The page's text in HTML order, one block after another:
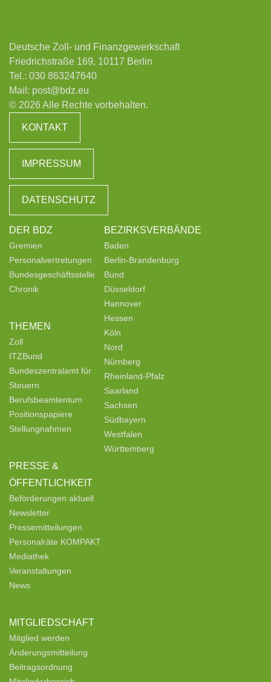
Deutsche Zoll- und Finanzgewerkschaft
Friedrichstraße 169, 10117 Berlin
Tel.: 030 863247640
Mail: post@bdz.eu
© 2026 Alle Rechte vorbehalten.
KONTAKT
IMPRESSUM
DATENSCHUTZ
DER BDZ
Gremien
Personalvertretungen
Bundesgeschäftsstelle
Chronik
THEMEN
Zoll
ITZBund
Bundeszentralamt für
Steuern
Berufsbeamtentum
Positionspapiere
Stellungnahmen
PRESSE &
ÖFFENTLICHKEIT
Beförderungen aktuell
Newsletter
Pressemitteilungen
Personalräte KOMPAKT
Mediathek
Veranstaltungen
News
MITGLIEDSCHAFT
Mitglied werden
Änderungsmitteilung
Beitragsordnung
BEZIRKSVERBÄNDE
Baden
Berlin-Brandenburg
Bund
Düsseldorf
Hannover
Hessen
Köln
Nord
Nürnberg
Rheinland-Pfalz
Saarland
Sachsen
Südbayern
Westfalen
Württemberg